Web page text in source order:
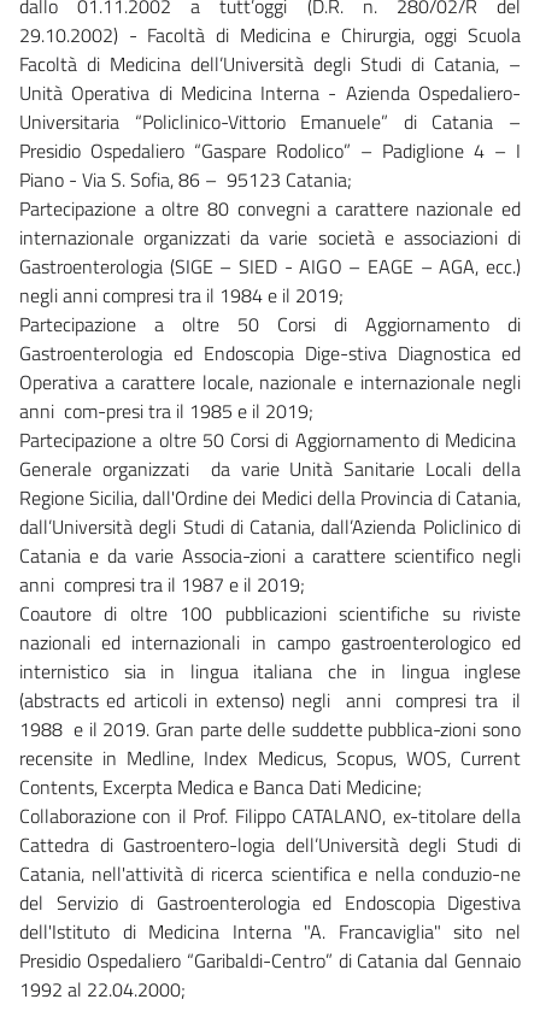
29.10.2002) - Facoltà di Medicina e Chirurgia, oggi Scuola
Facoltà di Medicina dell’Università degli Studi di Catania, –
Unità Operativa di Medicina Interna - Azienda Ospedaliero-
Universitaria “Policlinico-Vittorio Emanuele” di Catania –
Presidio Ospedaliero “Gaspare Rodolico” – Padiglione 4 – I
Piano - Via S. Sofia, 86 – 95123 Catania;
Partecipazione a oltre 80 convegni a carattere nazionale ed
internazionale organizzati da varie società e associazioni di
Gastroenterologia (SIGE – SIED - AIGO – EAGE – AGA, ecc.)
negli anni compresi tra il 1984 e il 2019;
Partecipazione a oltre 50 Corsi di Aggiornamento di
Gastroenterologia ed Endoscopia Dige-stiva Diagnostica ed
Operativa a carattere locale, nazionale e internazionale negli
anni com-presi tra il 1985 e il 2019;
Partecipazione a oltre 50 Corsi di Aggiornamento di Medicina
Generale organizzati da varie Unità Sanitarie Locali della
Regione Sicilia, dall'Ordine dei Medici della Provincia di Catania,
dall’Università degli Studi di Catania, dall’Azienda Policlinico di
Catania e da varie Associa-zioni a carattere scientifico negli
anni compresi tra il 1987 e il 2019;
Coautore di oltre 100 pubblicazioni scientifiche su riviste
nazionali ed internazionali in campo gastroenterologico ed
internistico sia in lingua italiana che in lingua inglese
(abstracts ed articoli in extenso) negli anni compresi tra il
1988 e il 2019. Gran parte delle suddette pubblica-zioni sono
recensite in Medline, Index Medicus, Scopus, WOS, Current
Contents, Excerpta Medica e Banca Dati Medicine;
Collaborazione con il Prof. Filippo CATALANO, ex-titolare della
Cattedra di Gastroentero-logia dell’Università degli Studi di
Catania, nell'attività di ricerca scientifica e nella conduzio-ne
del Servizio di Gastroenterologia ed Endoscopia Digestiva
dell'Istituto di Medicina Interna "A. Francaviglia" sito nel
Presidio Ospedaliero “Garibaldi-Centro” di Catania dal Gennaio
1992 al 22.04.2000;